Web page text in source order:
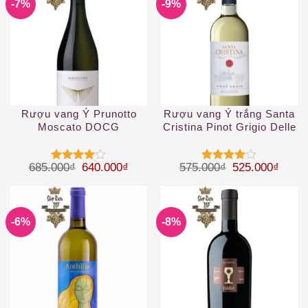
-7%
Rượu vang Ý Prunotto
Moscato DOCG
Được
45 sao
685.000₫ Giá gốc là: 685.000₫.
640.000₫ Giá hiện tại là: 640.000₫.
-9%
Rượu vang Ý trắng Santa
Cristina Pinot Grigio Delle
Được
45 sao
575.000₫ Giá gốc là:
525.000₫
-6% -8%